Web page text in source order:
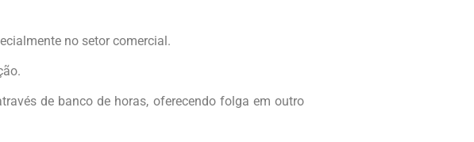
no setor comercial.
de banco de horas, oferecendo folga em outro